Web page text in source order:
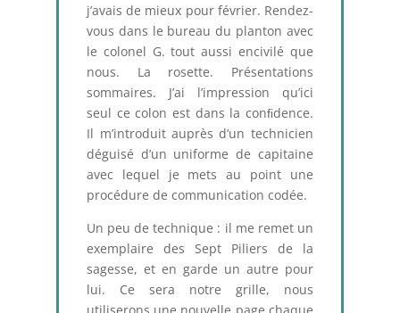
j’avais de mieux pour février. Rendez-
vous dans le bureau du planton avec
le colonel G. tout aussi encivilé que
nous. La rosette. Présentations
sommaires. J’ai l’impression qu’ici
seul ce colon est dans la conﬁdence.
Il m’introduit auprès d’un technicien
déguisé d’un uniforme de capitaine
avec lequel je mets au point une
procédure de communication codée.
Un peu de technique : il me remet un
exemplaire des Sept Piliers de la
sagesse, et en garde un autre pour
lui. Ce sera notre grille, nous
utiliserons une nouvelle page chaque